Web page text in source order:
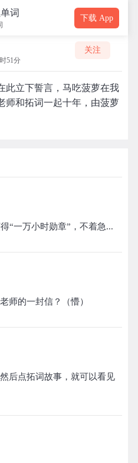
词 下载 App
51分
关注
此立下誓言，马吃菠萝在我
师和拓词一起十年，由菠萝
后点拓词故事，就可以看见